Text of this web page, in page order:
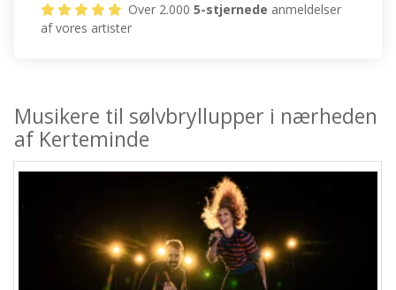
Over 2.0005-stjernede anmeldelser
af vores artister
Musikere til sølvbryllupper i nærheden
af Kerteminde